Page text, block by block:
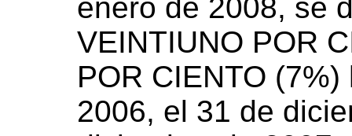
enero de 2008, se
VEINTIUNO POR
POR CIENTO
2006, el 31 de